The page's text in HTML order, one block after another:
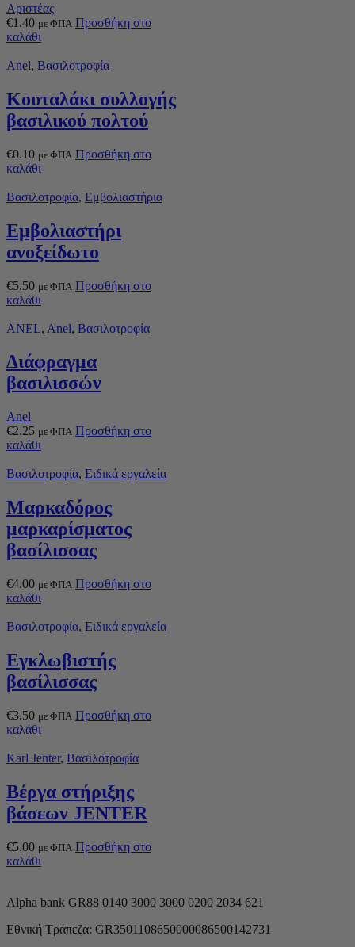
Αριστέας
€1.40 με ΦΠΑ Προσθήκη στο
καλάθι
Anel, Βασιλοτροφία
Κουταλάκι συλλογής
βασιλικού πολτού
€0.10 με ΦΠΑ Προσθήκη στο
καλάθι
Βασιλοτροφία, Εμβολιαστήρια
Εμβολιαστήρι
ανοξείδωτο
€5.50 με ΦΠΑ Προσθήκη στο
καλάθι
ANEL, Anel, Βασιλοτροφία
Διάφραγμα
βασιλισσών
Anel
€2.25 με ΦΠΑ Προσθήκη στο
καλάθι
Βασιλοτροφία, Ειδικά εργαλεία
Μαρκαδόρος
μαρκαρίσματος
βασίλισσας
€4.00 με ΦΠΑ Προσθήκη στο
καλάθι
Βασιλοτροφία, Ειδικά εργαλεία
Εγκλωβιστής
βασίλισσας
€3.50 με ΦΠΑ Προσθήκη στο
καλάθι
Karl Jenter, Βασιλοτροφία
Βέργα στήριξης
βάσεων JENTER
€5.00 με ΦΠΑ Προσθήκη στο
καλάθι
Alpha bank GR88 0140 3000 3000 0200 2034 621
Εθνική Τράπεζα: GR3501108650000086500142731